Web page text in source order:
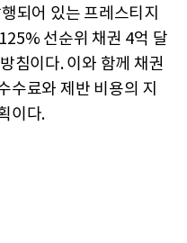
되어 있는 프레스티지
선순위 채권 4억 달
침이다. 이와 함께 채권
수료와 제반 비용의 지
이다.